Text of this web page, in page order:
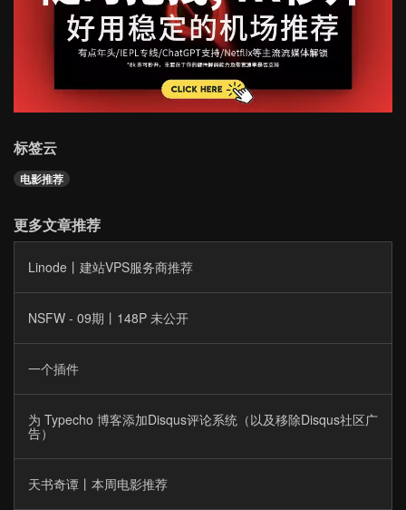
标签云
电影推荐
更多文章推荐
Linode丨建站VPS服务商推荐
NSFW - 09期丨148P 未公开
一个插件
为 Typecho 博客添加Disqus评论系统（以及移除Disqus社区广
告）
天书奇谭丨本周电影推荐